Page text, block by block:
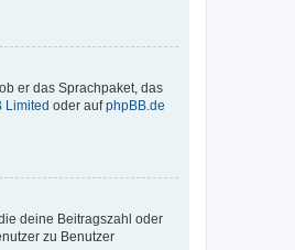
er das Sprachpaket, das
Limited oder aufphpBB.de
deine Beitragszahl oder
zu Benutzer